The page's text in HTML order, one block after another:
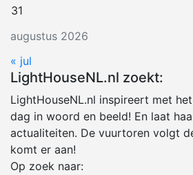
augustus 2026
31
« jul
LightHouseNL.nl zoekt:
LightHouseNL.nl inspireert met
dag in woord en beeld! En laat
actualiteiten. De vuurtoren volgt
komt er aan!
Op zoek naar: